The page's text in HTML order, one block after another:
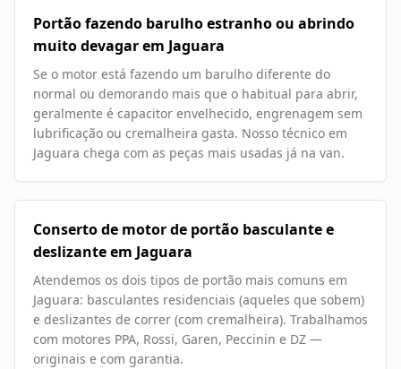
Portão fazendo barulho estranho ou abrindo
muito devagar em Jaguara
Se o motor está fazendo um barulho diferente do
normal ou demorando mais que o habitual para abrir,
geralmente é capacitor envelhecido, engrenagem sem
lubrificação ou cremalheira gasta. Nosso técnico em
Jaguara chega com as peças mais usadas já na van.
Conserto de motor de portão basculante e
deslizante em Jaguara
Atendemos os dois tipos de portão mais comuns em
Jaguara: basculantes residenciais (aqueles que sobem)
e deslizantes de correr (com cremalheira). Trabalhamos
com motores PPA, Rossi, Garen, Peccinin e DZ —
originais e com garantia.